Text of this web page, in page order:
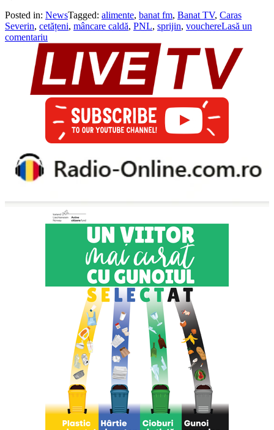
Posted in: NewsTagged: alimente, banat fm, Banat TV, Caras
Severin, cetățeni, mâncare caldă, PNL, sprijin, vouchereLasă un
comentariu